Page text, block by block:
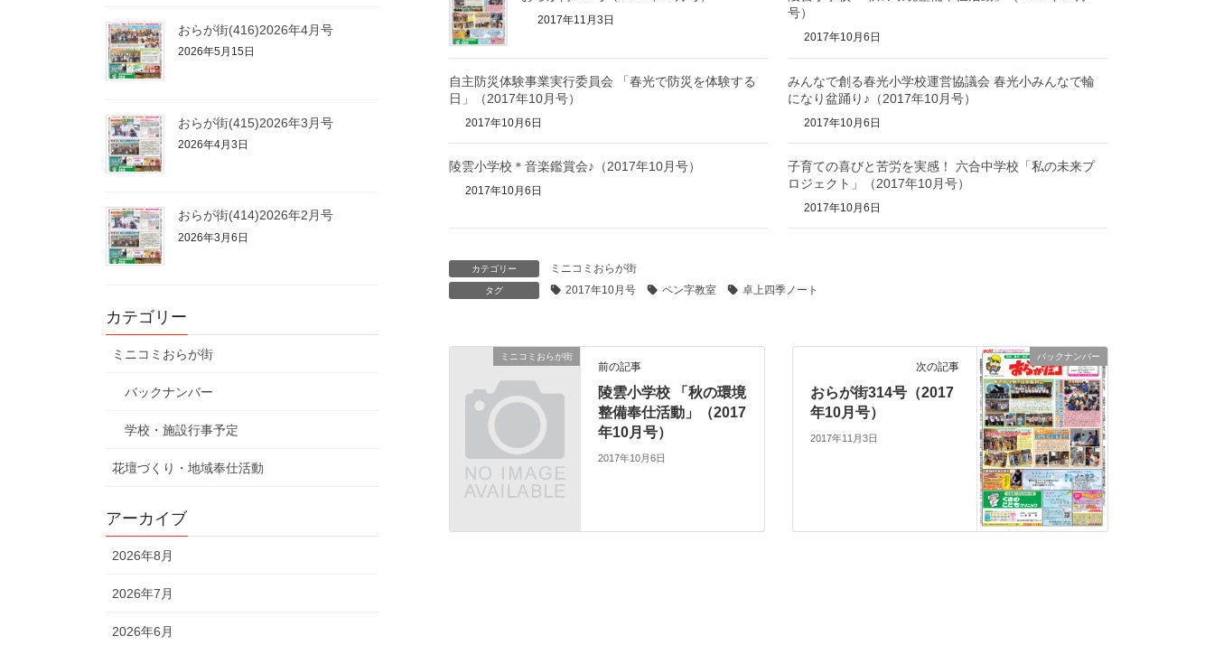
2017年11月3日
号）
2017年10月6日
自主防災体験事業実行委員会 「春光で防災を体験する
日」（2017年10月号）
2017年10月6日
みんなで創る春光小学校運営協議会 春光小みんなで輪
になり盆踊り♪（2017年10月号）
2017年10月6日
陵雲小学校＊音楽鑑賞会♪（2017年10月号）
2017年10月6日
子育ての喜びと苦労を実感！ 六合中学校「私の未来プ
ロジェクト」（2017年10月号）
2017年10月6日
カテゴリー ミニコミおらが街
タグ 2017年10月号 ペン字教室 卓上四季ノート
ミニコミおらが街
前の記事
陵雲小学校 「秋の環境
整備奉仕活動」（2017
年10月号）
2017年10月6日
バックナンバー
次の記事
おらが街314号（2017
年10月号）
2017年11月3日
おらが街(416)2026年4月号
2026年5月15日
おらが街(415)2026年3月号
2026年4月3日
おらが街(414)2026年2月号
2026年3月6日
カテゴリー
ミニコミおらが街
バックナンバー
学校・施設行事予定
花壇づくり・地域奉仕活動
アーカイブ
2026年8月
2026年7月
2026年6月